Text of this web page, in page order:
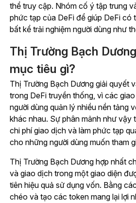
thể truy cập. Nhóm cố ý tập trung
phức tạp của DeFi để giúp DeFi có
bất kể trải nghiệm người dùng như
Thị Trường Bạch
mục tiêu gì?
Thị Trường Bạch Dương giải quyết
trong DeFi truyền thống, vì các
người dùng quản lý nhiều nền tảng
khác nhau. Sự phân mảnh như vậy
chi phí giao dịch và làm phức tạp
cho những người dùng muốn tham
Thị Trường Bạch Dương hợp nhất
và giao dịch trong một giao diện
tiên hiệu quả sử dụng vốn. Bằng
chéo và tạo các token mang lại lợi